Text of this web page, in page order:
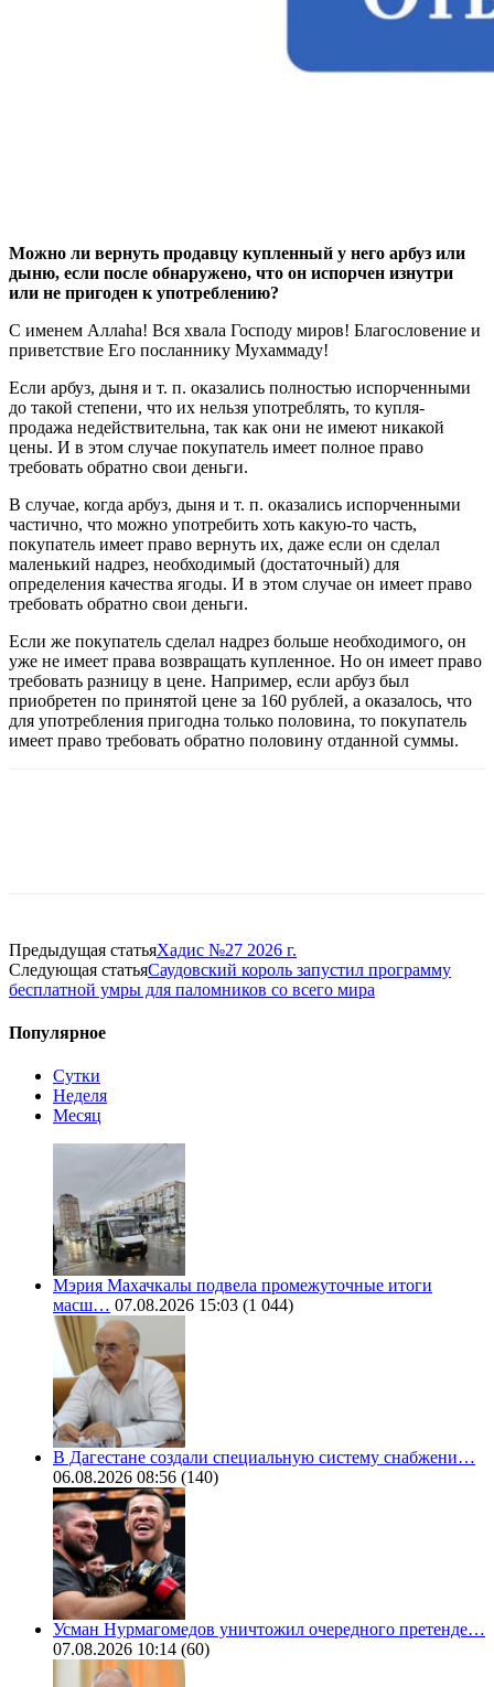
Можно ли вернуть продавцу купленный у него арбуз или
дыню, если после обнаружено, что он испорчен изнутри
или не пригоден к употреблению?
С именем Аллаhа! Вся хвала Господу миров! Благословение и
приветствие Его посланнику Мухаммаду!
Если арбуз, дыня и т. п. оказались полностью испорченными
до такой степени, что их нельзя употреблять, то купля-
продажа недействительна, так как они не имеют никакой
цены. И в этом случае покупатель имеет полное право
требовать обратно свои деньги.
В случае, когда арбуз, дыня и т. п. оказались испорченными
частично, что можно употребить хоть какую-то часть,
покупатель имеет право вернуть их, даже если он сделал
маленький надрез, необходимый (достаточный) для
определения качества ягоды. И в этом случае он имеет право
требовать обратно свои деньги.
Если же покупатель сделал надрез больше необходимого, он
уже не имеет права возвращать купленное. Но он имеет право
требовать разницу в цене. Например, если арбуз был
приобретен по принятой цене за 160 рублей, а оказалось, что
для употребления пригодна только половина, то покупатель
имеет право требовать обратно половину отданной суммы.
Предыдущая статьяХадис №27 2026 г.
Следующая статьяСаудовский король запустил программу
бесплатной умры для паломников со всего мира
Популярное
Сутки
Неделя
Месяц
Мэрия Махачкалы подвела промежуточные итоги
масш… 07.08.2026 15:03 (1 044)
В Дагестане создали специальную систему снабжени…
06.08.2026 08:56 (140)
Усман Нурмагомедов уничтожил очередного претенде…
07.08.2026 10:14 (60)